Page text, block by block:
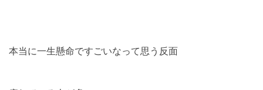
本当に一生懸命ですごいなって思う反面